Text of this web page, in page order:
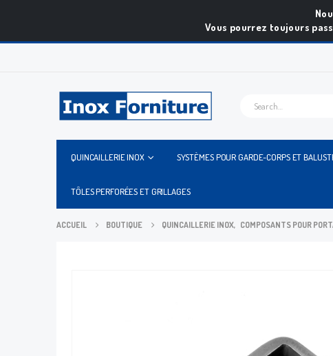
Vous pourrez toujours
QUINCAILLERIE INOX SYSTÈMES POUR GARDE-CORPS ET
TÔLES PERFORÉES ET GRILLAGES
ACCUEIL BOUTIQUE QUINCAILLERIE INOX, COMPOSANTS POUR